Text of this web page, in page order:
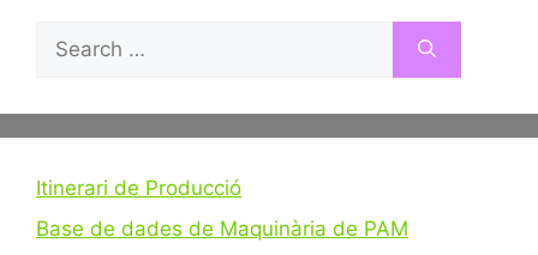
Search
for:
Itinerari de Producció
Base de dades de Maquinària de PAM